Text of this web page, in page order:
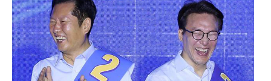
는 핵심 요소로 작용하고 있다.해가 완전히 수평선 아래로 몸을 숨기면 통
영의 중심부인 강구안은 또 다른 매력을 발산하기 시작한다. 낮 동안 활기
넘치던 항구는 밤이 깊어짐에 따라 화려한 빛의 옷으로 갈아입는다. 바다
위에 정박한 거북선과 판옥선은 은은한 조명을 받아 고요하면서도 위엄 있
는 호국의 자태를 뽐낸다. 과거의 역사적 상징물들이 현대적인 조명 예술
과 어우러지며 만들어내는 강구안의 밤 풍경은 통영만이 가진 독특한 서사